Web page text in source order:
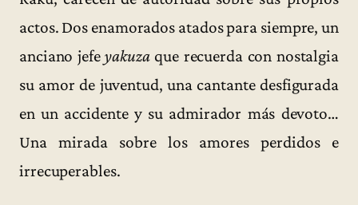
actos. Dos enamorados atados para siempre, un
anciano jefeyakuzaque recuerda con nostalgia
su amor de juventud, una cantante desfigurada
en un accidente y su admirador más devoto…
Una mirada sobre los amores perdidos e
irrecuperables.